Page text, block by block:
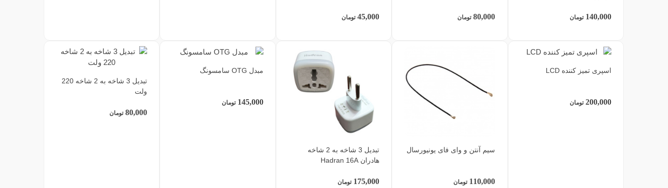
140,000 تومان 80,000 تومان 45,000 تومان
اسپری تمیز کننده LCD
200,000 تومان
سیم آنتن و وای فای یونیورسال
110,000 تومان
تبدیل 3 شاخه به 2 شاخه
هادران Hadran 16A
175,000 تومان
مبدل OTG سامسونگ
145,000 تومان
تبدیل 3 شاخه به 2 شاخه 220
ولت
80,000 تومان